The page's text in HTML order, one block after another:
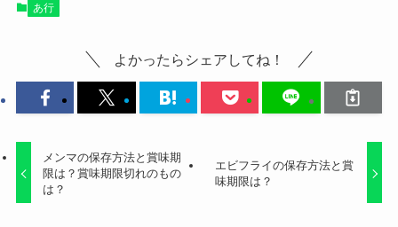
あ行
よかったらシェアしてね！
メンマの保存方法と賞味期
限は？賞味期限切れのもの
は？
エビフライの保存方法と賞
味期限は？